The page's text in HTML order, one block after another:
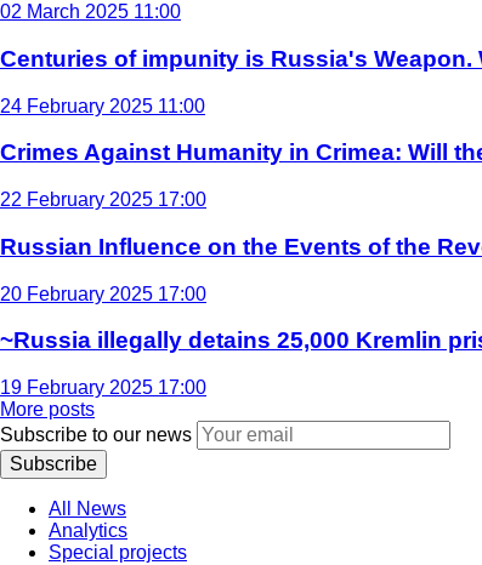
02 March 2025 11:00
Centuries of impunity is Russia's
24 February 2025 11:00
Crimes Against Humanity in Crimea: Will
22 February 2025 17:00
Russian Influence on the Events of the
20 February 2025 17:00
~Russia illegally detains 25,000 Kremlin
19 February 2025 17:00
More posts
Subscribe to our news
Subscribe
All News
Analytics
Special projects